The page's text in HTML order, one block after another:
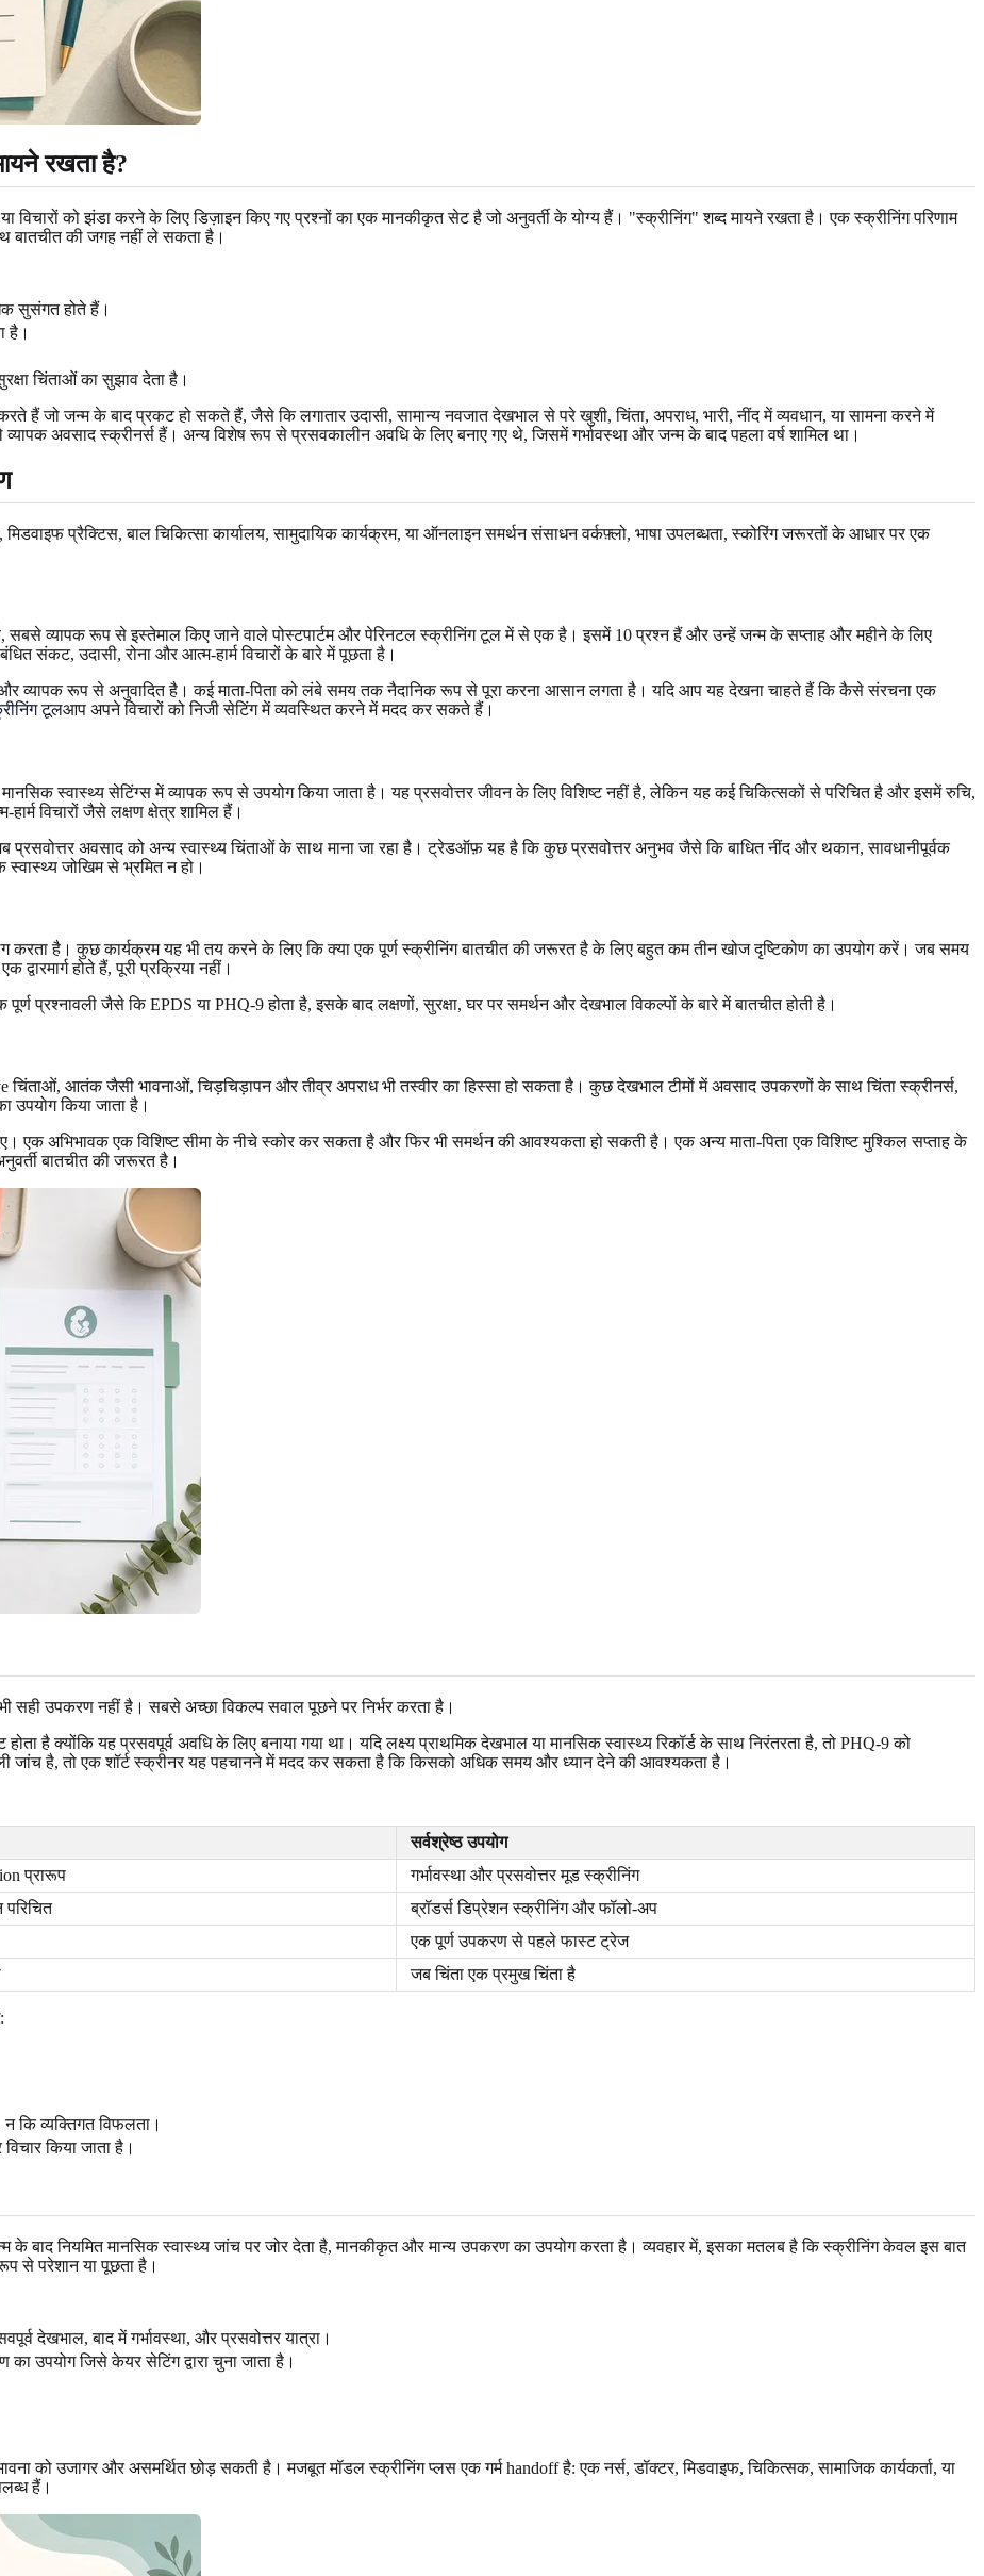
रखता है?
विचारों को झंडा करने के लिए डिज़ाइन किए गए प्रश्नों का एक मानकीकृत सेट है जो अनुवर्ती के योग्य हैं। "स्क्रीनिंग" शब्द मायने रखता है। एक स्क्रीनिंग परिणाम
बातचीत की जगह नहीं ले सकता है।
सुसंगत होते हैं।
है।
चिंताओं का सुझाव देता है।
हैं जो जन्म के बाद प्रकट हो सकते हैं, जैसे कि लगातार उदासी, सामान्य नवजात देखभाल से परे खुशी, चिंता, अपराध, भारी, नींद में व्यवधान, या सामना करने में
अवसाद स्क्रीनर्स हैं। अन्य विशेष रूप से प्रसवकालीन अवधि के लिए बनाए गए थे, जिसमें गर्भावस्था और जन्म के बाद पहला वर्ष शामिल था।
प्रैक्टिस, बाल चिकित्सा कार्यालय, सामुदायिक कार्यक्रम, या ऑनलाइन समर्थन संसाधन वर्कफ़्लो, भाषा उपलब्धता, स्कोरिंग जरूरतों के आधार पर एक
सबसे व्यापक रूप से इस्तेमाल किए जाने वाले पोस्टपार्टम और पेरिनटल स्क्रीनिंग टूल में से एक है। इसमें 10 प्रश्न हैं और उन्हें जन्म के सप्ताह और महीने के लिए
संकट, उदासी, रोना और आत्म-हार्म विचारों के बारे में पूछता है।
है, और व्यापक रूप से अनुवादित है। कई माता-पिता को लंबे समय तक नैदानिक रूप से पूरा करना आसान लगता है। यदि आप यह देखना चाहते हैं कि कैसे संरचना एक
टूलआप अपने विचारों को निजी सेटिंग में व्यवस्थित करने में मदद कर सकते हैं।
स्वास्थ्य सेटिंग्स में व्यापक रूप से उपयोग किया जाता है। यह प्रसवोत्तर जीवन के लिए विशिष्ट नहीं है, लेकिन यह कई चिकित्सकों से परिचित है और इसमें रुचि,
विचारों जैसे लक्षण क्षेत्र शामिल हैं।
अवसाद को अन्य स्वास्थ्य चिंताओं के साथ माना जा रहा है। ट्रेडऑफ़ यह है कि कुछ प्रसवोत्तर अनुभव जैसे कि बाधित नींद और थकान, सावधानीपूर्वक
जोखिम से भ्रमित न हो।
करता है। कुछ कार्यक्रम यह भी तय करने के लिए कि क्या एक पूर्ण स्क्रीनिंग बातचीत की जरूरत है के लिए बहुत कम तीन खोज दृष्टिकोण का उपयोग करें। जब समय
होते हैं, पूरी प्रक्रिया नहीं।
प्रश्नावली जैसे कि EPDS या PHQ-9 होता है, इसके बाद लक्षणों, सुरक्षा, घर पर समर्थन और देखभाल विकल्पों के बारे में बातचीत होती है।
चिंताओं, आतंक जैसी भावनाओं, चिड़चिड़ापन और तीव्र अपराध भी तस्वीर का हिस्सा हो सकता है। कुछ देखभाल टीमों में अवसाद उपकरणों के साथ चिंता स्क्रीनर्स,
उपयोग किया जाता है।
एक अभिभावक एक विशिष्ट सीमा के नीचे स्कोर कर सकता है और फिर भी समर्थन की आवश्यकता हो सकती है। एक अन्य माता-पिता एक विशिष्ट मुश्किल सप्ताह के
बातचीत की जरूरत है।
सही उपकरण नहीं है। सबसे अच्छा विकल्प सवाल पूछने पर निर्भर करता है।
है क्योंकि यह प्रसवपूर्व अवधि के लिए बनाया गया था। यदि लक्ष्य प्राथमिक देखभाल या मानसिक स्वास्थ्य रिकॉर्ड के साथ निरंतरता है, तो PHQ-9 को
जांच है, तो एक शॉर्ट स्क्रीनर यह पहचानने में मदद कर सकता है कि किसको अधिक समय और ध्यान देने की आवश्यकता है।
सर्वश्रेष्ठ उपयोग
प्रारूप
गर्भावस्था और प्रसवोत्तर मूड स्क्रीनिंग
ब्रॉडर्स डिप्रेशन स्क्रीनिंग और फॉलो-अप
एक पूर्ण उपकरण से पहले फास्ट ट्रेज
जब चिंता एक प्रमुख चिंता है
न कि व्यक्तिगत विफलता।
किया जाता है।
के बाद नियमित मानसिक स्वास्थ्य जांच पर जोर देता है, मानकीकृत और मान्य उपकरण का उपयोग करता है। व्यवहार में, इसका मतलब है कि स्क्रीनिंग केवल इस बात
रूप से परेशान या पूछता है।
देखभाल, बाद में गर्भावस्था, और प्रसवोत्तर यात्रा।
उपयोग जिसे केयर सेटिंग द्वारा चुना जाता है।
को उजागर और असमर्थित छोड़ सकती है। मजबूत मॉडल स्क्रीनिंग प्लस एक गर्म handoff है: एक नर्स, डॉक्टर, मिडवाइफ, चिकित्सक, सामाजिक कार्यकर्ता, या
हैं।